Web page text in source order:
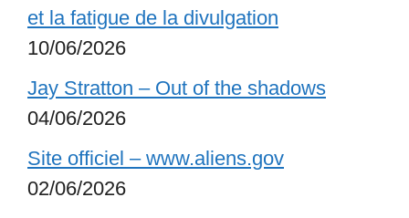
et la fatigue de la divulgation
10/06/2026
Jay Stratton – Out of the shadows
04/06/2026
Site officiel – www.aliens.gov
02/06/2026